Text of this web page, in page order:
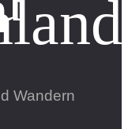
Wandern